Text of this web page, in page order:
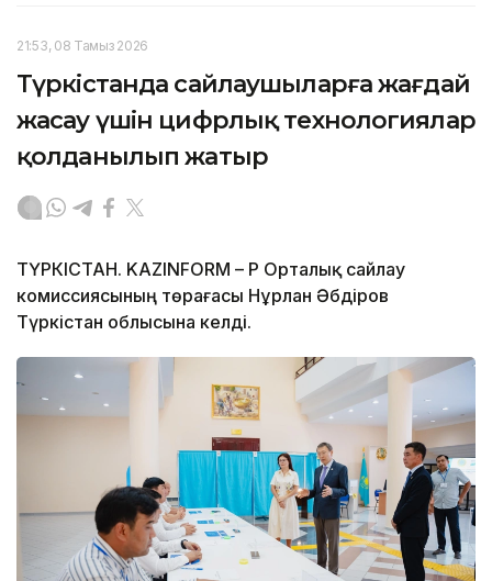
21:53, 08 Тамыз 2026
Түркістанда сайлаушыларға жағдай
жасау үшін цифрлық технологиялар
қолданылып жатыр
ТҮРКІСТАН. KAZINFORM – ҚР Орталық сайлау
комиссиясының төрағасы Нұрлан Әбдіров
Түркістан облысына келді.